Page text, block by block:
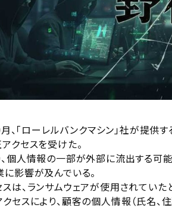
、「ローレルバンクマシン」社が提供
クセスを受けた。
個人情報の一部が外部に流出する可能
影響が及んでいる。
は、ランサムウェアが使用されてい
セスにより、顧客の個人情報（氏名、